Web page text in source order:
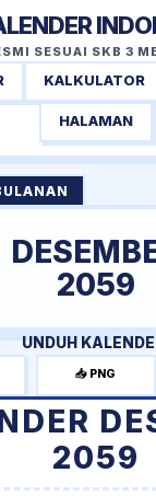
SESUAI SKB 3
KALKULATOR
HALAMAN
2059
UNDUH
📥 PNG
2059